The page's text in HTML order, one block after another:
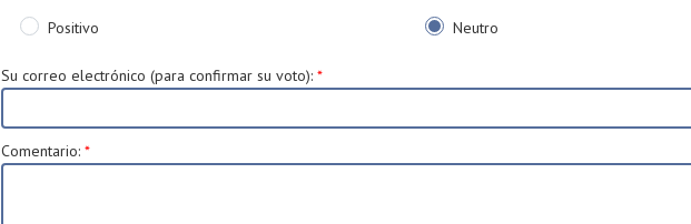
Positivo Neutro
Su correo electrónico (para confirmar su voto): *
Comentario: *